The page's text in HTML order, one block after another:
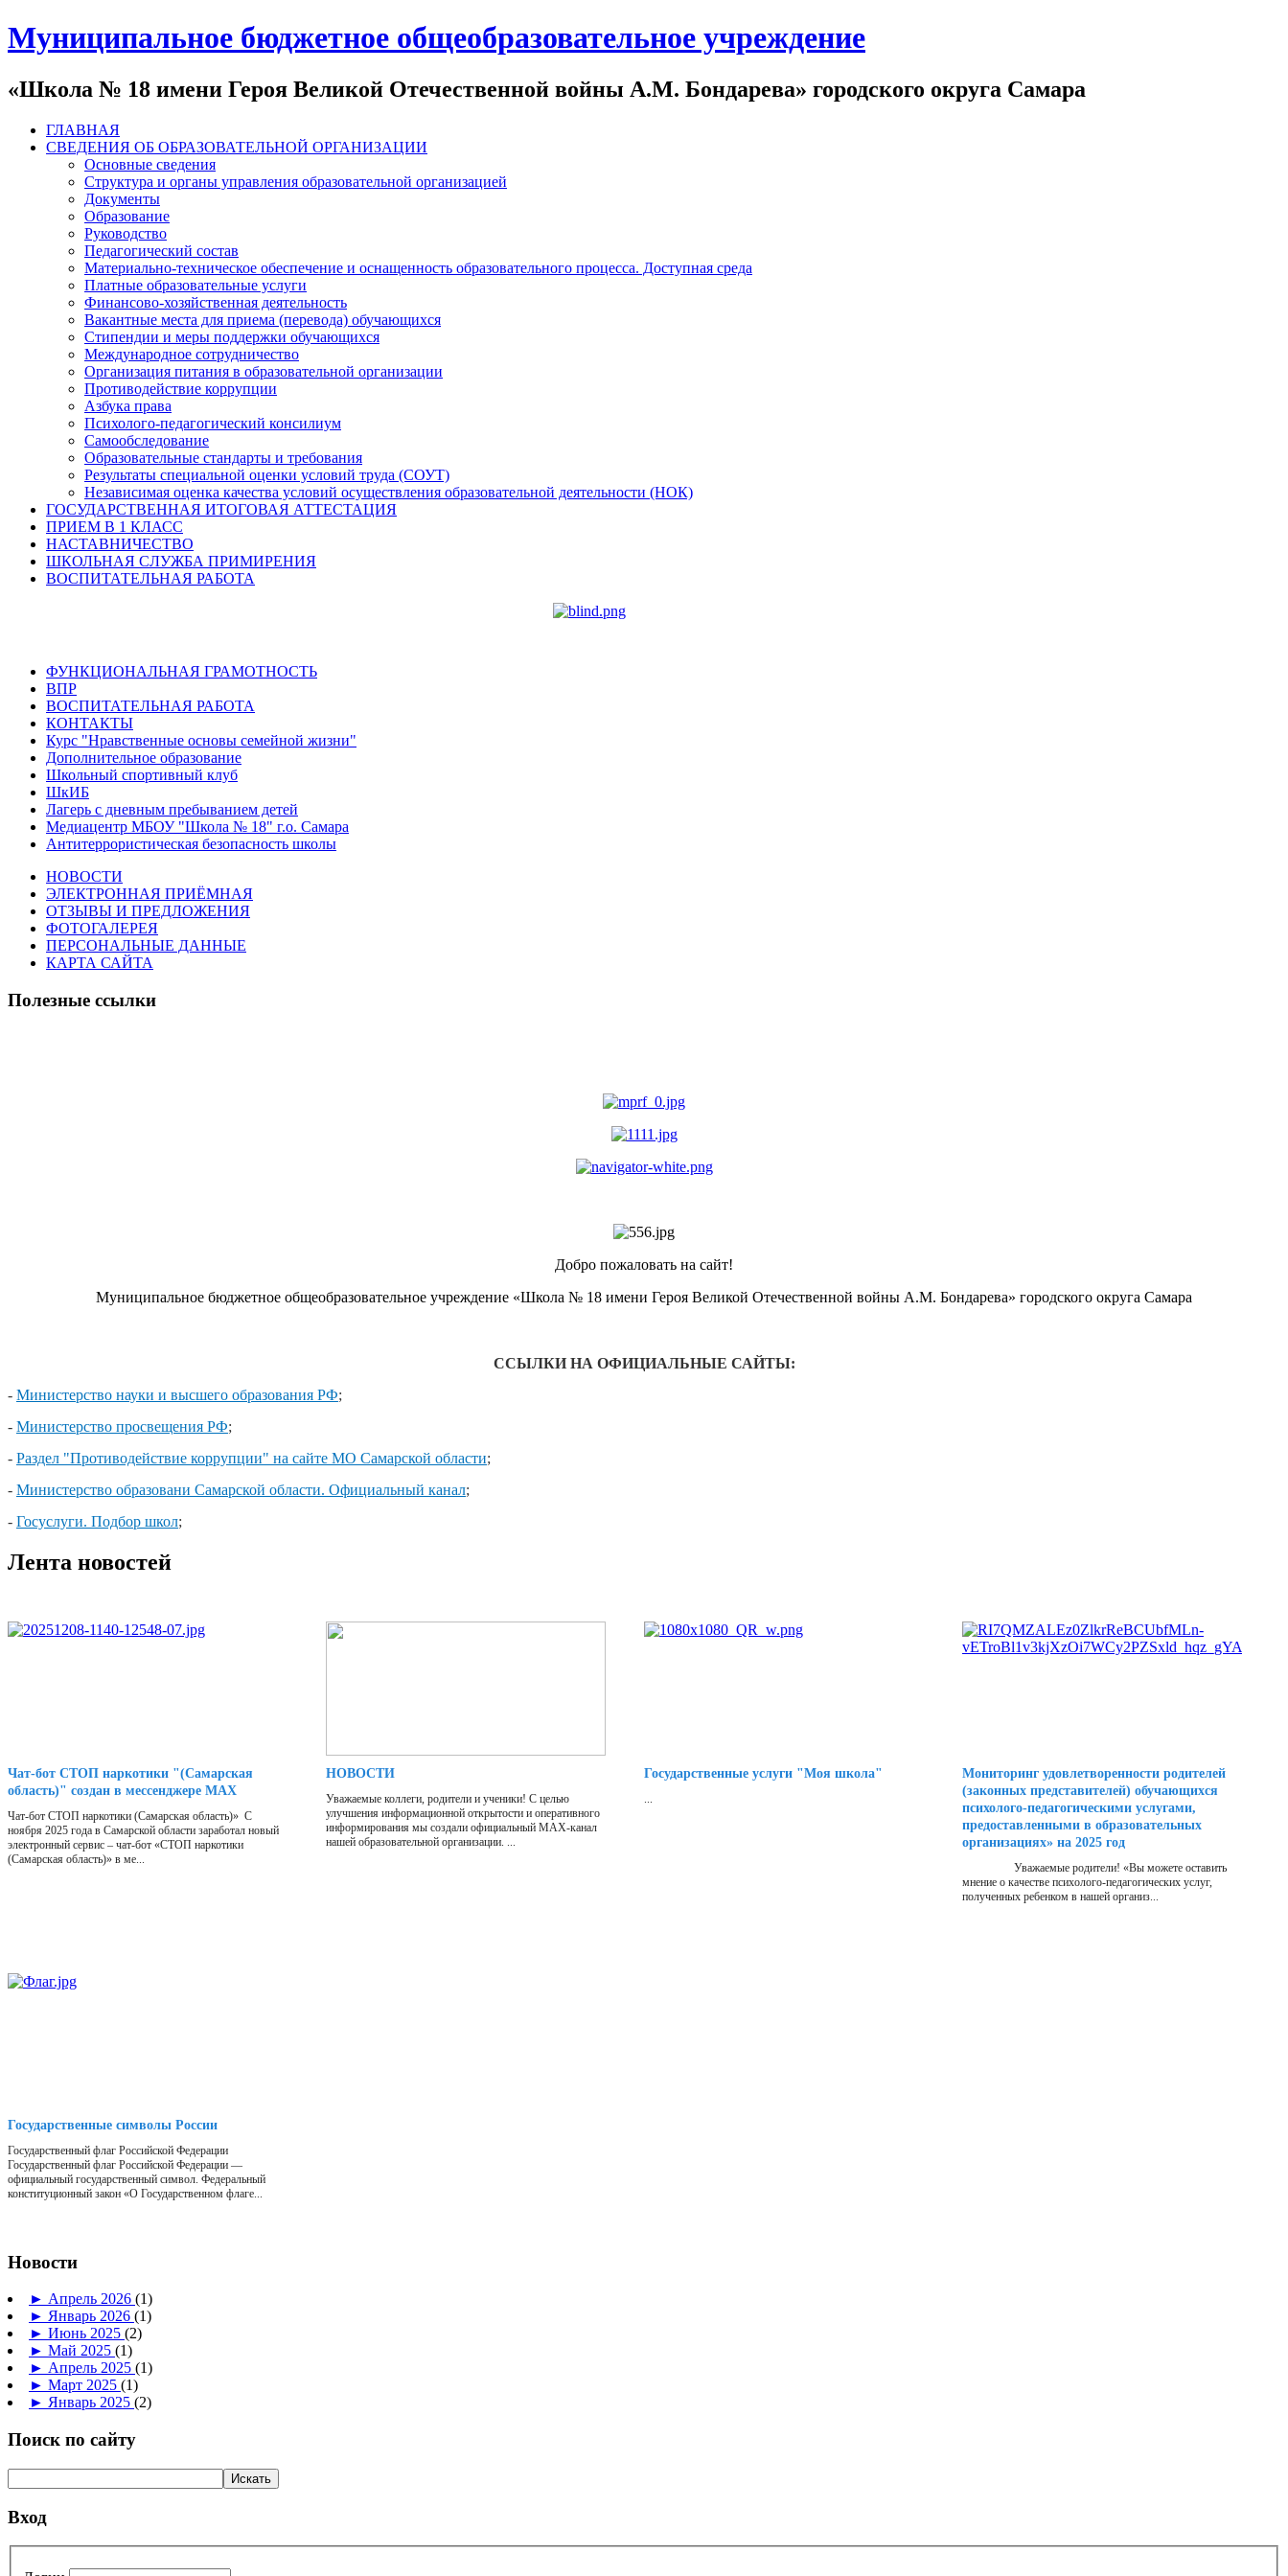
Муниципальное бюджетное общеобразовательное учреждение
«Школа № 18 имени Героя Великой Отечественной войны А.М. Бондарева» городского округа Самара
ГЛАВНАЯ
СВЕДЕНИЯ ОБ ОБРАЗОВАТЕЛЬНОЙ ОРГАНИЗАЦИИ
Основные сведения
Структура и органы управления образовательной организацией
Документы
Образование
Руководство
Педагогический состав
Материально-техническое обеспечение и оснащенность образовательного процесса. Доступная среда
Платные образовательные услуги
Финансово-хозяйственная деятельность
Вакантные места для приема (перевода) обучающихся
Стипендии и меры поддержки обучающихся
Международное сотрудничество
Организация питания в образовательной организации
Противодействие коррупции
Азбука права
Психолого-педагогический консилиум
Самообследование
Образовательные стандарты и требования
Результаты специальной оценки условий труда (СОУТ)
Независимая оценка качества условий осуществления образовательной деятельности (НОК)
ГОСУДАРСТВЕННАЯ ИТОГОВАЯ АТТЕСТАЦИЯ
ПРИЕМ В 1 КЛАСС
НАСТАВНИЧЕСТВО
ШКОЛЬНАЯ СЛУЖБА ПРИМИРЕНИЯ
ВОСПИТАТЕЛЬНАЯ РАБОТА
ФУНКЦИОНАЛЬНАЯ ГРАМОТНОСТЬ
ВПР
ВОСПИТАТЕЛЬНАЯ РАБОТА
КОНТАКТЫ
Курс "Нравственные основы семейной жизни"
Дополнительное образование
Школьный спортивный клуб
ШкИБ
Лагерь с дневным пребыванием детей
Медиацентр МБОУ "Школа № 18" г.о. Самара
Антитеррористическая безопасность школы
НОВОСТИ
ЭЛЕКТРОННАЯ ПРИЁМНАЯ
ОТЗЫВЫ И ПРЕДЛОЖЕНИЯ
ФОТОГАЛЕРЕЯ
ПЕРСОНАЛЬНЫЕ ДАННЫЕ
КАРТА САЙТА
Полезные ссылки
Добро пожаловать на сайт!
Муниципальное бюджетное общеобразовательное учреждение «Школа № 18 имени Героя Великой Отечественной войны А.М. Бондарева» городского округа Самара
ССЫЛКИ НА ОФИЦИАЛЬНЫЕ САЙТЫ:
- Министерство науки и высшего образования РФ;
- Министерство просвещения РФ;
- Раздел "Противодействие коррупции" на сайте МО Самарской области;
- Министерство образовани Самарской области. Официальный канал;
- Госуслуги. Подбор школ;
Лента новостей
Чат-бот СТОП наркотики "(Самарская
область)" создан в мессенджере МАХ
Чат-бот СТОП наркотики (Самарская область)» С
ноября 2025 года в Самарской области заработал новый
электронный сервис – чат-бот «СТОП наркотики
(Самарская область)» в ме...
НОВОСТИ
Уважаемые коллеги, родители и ученики! С целью
улучшения информационной открытости и оперативного
информирования мы создали официальный MAX-канал
нашей образовательной организации. ...
Государственные услуги "Моя школа"
...
Мониторинг удовлетворенности родителей
(законных представителей) обучающихся
психолого-педагогическими услугами,
предоставленными в образовательных
организациях» на 2025 год
Уважаемые родители! «Вы можете оставить
мнение о качестве психолого-педагогических услуг,
полученных ребенком в нашей организ...
Государственные символы России
Государственный флаг Российской Федерации
Государственный флаг Российской Федерации —
официальный государственный символ. Федеральный
конституционный закон «О Государственном флаге...
Новости
► Апрель 2026 (1)
► Январь 2026 (1)
► Июнь 2025 (2)
► Май 2025 (1)
► Апрель 2025 (1)
► Март 2025 (1)
► Январь 2025 (2)
Поиск по сайту
Вход